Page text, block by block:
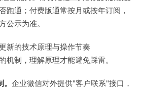
跑通；付费版通常按月或按年订阅，
公示为准。
新的技术原理与操作节奏
机制，理解原理才能避免踩雷。
企业微信对外提供"客户联系"接口，